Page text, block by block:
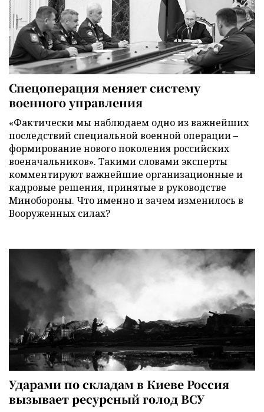
Спецоперация меняет систему
военного управления
«Фактически мы наблюдаем одно из важнейших
последствий специальной военной операции –
формирование нового поколения российских
военачальников». Такими словами эксперты
комментируют важнейшие организационные и
кадровые решения, принятые в руководстве
Минобороны. Что именно и зачем изменилось в
Вооруженных силах?
Ударами по складам в Киеве Россия
вызывает ресурсный голод ВСУ